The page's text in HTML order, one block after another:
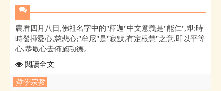
農曆四月八日,佛祖名字中的"釋迦"中文意義是"能仁",即:時
時發揮愛心,慈悲心;"牟尼"是"寂默,有定根慧"之意,即以平等
心,恭敬心去佈施功德。
閱讀全文
哲學宗教